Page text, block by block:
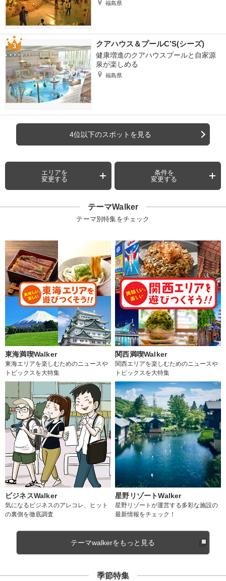
福島県
クアハウス＆プールC’S(シーズ)
健康増進のクアハウスプールと自家源
泉が楽しめる
福島県
4位以下のスポットを見る
エリアを
変更する
条件を
変更する
テーマWalker
テーマ別特集をチェック
東海満喫Walker
東海エリアを楽しむためのニュースや
トピックスを大特集
関西満喫Walker
関西エリアを楽しむためのニュースや
トピックスを大特集
ビジネスWalker
気になるビジネスのアレコレ、ヒット
の裏側を徹底調査
星野リゾートWalker
星野リゾートが運営する多彩な施設の
最新情報をチェック！
テーマwalkerをもっと見る
季節特集